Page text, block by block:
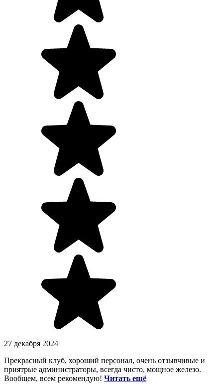
27 декабря 2024
Прекрасный клуб, хороший персонал, очень отзывчивые и
приятрые администраторы, всегда чисто, мощное железо.
Вообщем, всем рекомендую! Читать ещё